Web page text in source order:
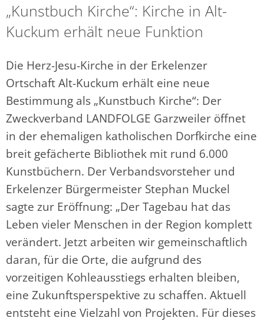
„Kunstbuch Kirche“: Kirche in Alt-
Kuckum erhält neue Funktion
Die Herz-Jesu-Kirche in der Erkelenzer
Ortschaft Alt-Kuckum erhält eine neue
Bestimmung als „Kunstbuch Kirche“: Der
Zweckverband LANDFOLGE Garzweiler öffnet
in der ehemaligen katholischen Dorfkirche eine
breit gefächerte Bibliothek mit rund 6.000
Kunstbüchern. Der Verbandsvorsteher und
Erkelenzer Bürgermeister Stephan Muckel
sagte zur Eröffnung: „Der Tagebau hat das
Leben vieler Menschen in der Region komplett
verändert. Jetzt arbeiten wir gemeinschaftlich
daran, für die Orte, die aufgrund des
vorzeitigen Kohleausstiegs erhalten bleiben,
eine Zukunftsperspektive zu schaffen. Aktuell
entsteht eine Vielzahl von Projekten. Für dieses